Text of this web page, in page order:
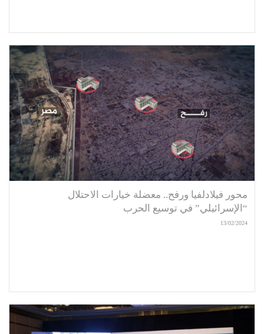
محور فيلادلفيا ورفح.. معضلة خيارات الاحتلال
“الإسرائيلي” في توسيع الحرب
13/02/2024